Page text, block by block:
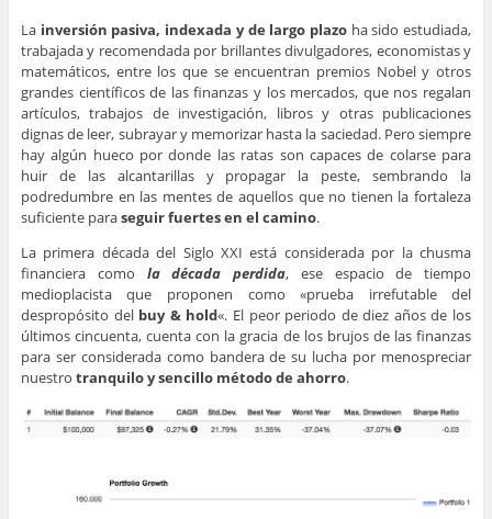
La inversión pasiva, indexada y de largo plazoha sido estudiada,
trabajada y recomendada por brillantes divulgadores, economistas y
matemáticos, entre los que se encuentran premios Nobel y otros
grandes científicos de las finanzas y los mercados, que nos regalan
artículos, trabajos de investigación, libros y otras publicaciones
dignas de leer, subrayar y memorizar hasta la saciedad. Pero siempre
hay algún hueco por donde las ratas son capaces de colarse para
huir de las alcantarillas y propagar la peste, sembrando la
podredumbre en las mentes de aquellos que no tienen la fortaleza
suficiente paraseguir fuertes en el camino.
La primera década del Siglo XXI está considerada por la chusma
financiera como la década perdida, ese espacio de tiempo
medioplacista que proponen como «prueba irrefutable del
despropósito del buy & hold«. El peor periodo de diez años de los
últimos cincuenta, cuenta con la gracia de los brujos de las finanzas
para ser considerada como bandera de su lucha por menospreciar
nuestro tranquilo y sencillo método de ahorro.